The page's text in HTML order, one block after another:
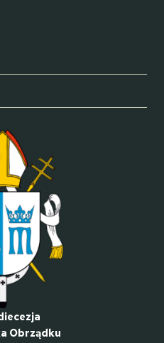
Obrządku